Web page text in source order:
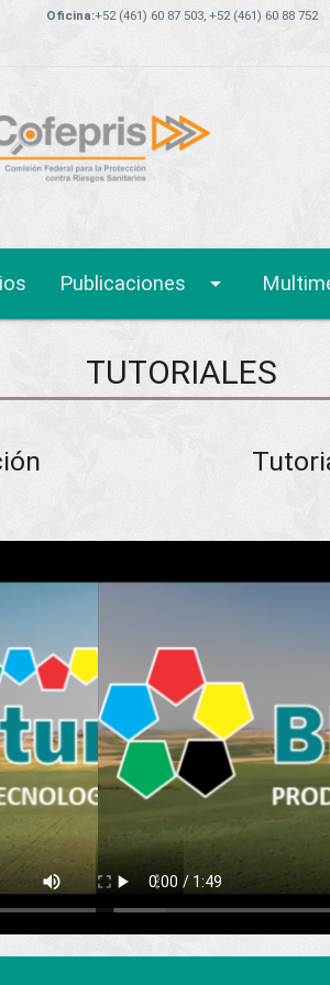
Oficina:+52 (461) 60 87 503, +52 (461) 60 88 752
Publicaciones arrow_drop_down
TUTORIALES